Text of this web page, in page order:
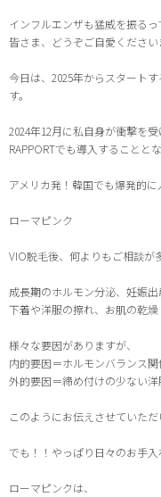
インフルエンザも猛威を振るっ
皆さま、どうぞご自愛ください
今日は、2025年からスタート
す。
2024年12月に私自身が衝撃を
RAPPORTでも導入することと
アメリカ発！韓国でも爆発的に
ローマピンク
VIO脱毛後、何よりもご相談が
成長期のホルモン分泌、妊娠
下着や洋服の擦れ、お肌の乾燥
様々な要因がありますが、
内的要因＝ホルモンバランス
外的要因＝締め付けの少ない
このようにお伝えさせていただ
でも！！やっぱり日々のお手入
ローマピンクは、